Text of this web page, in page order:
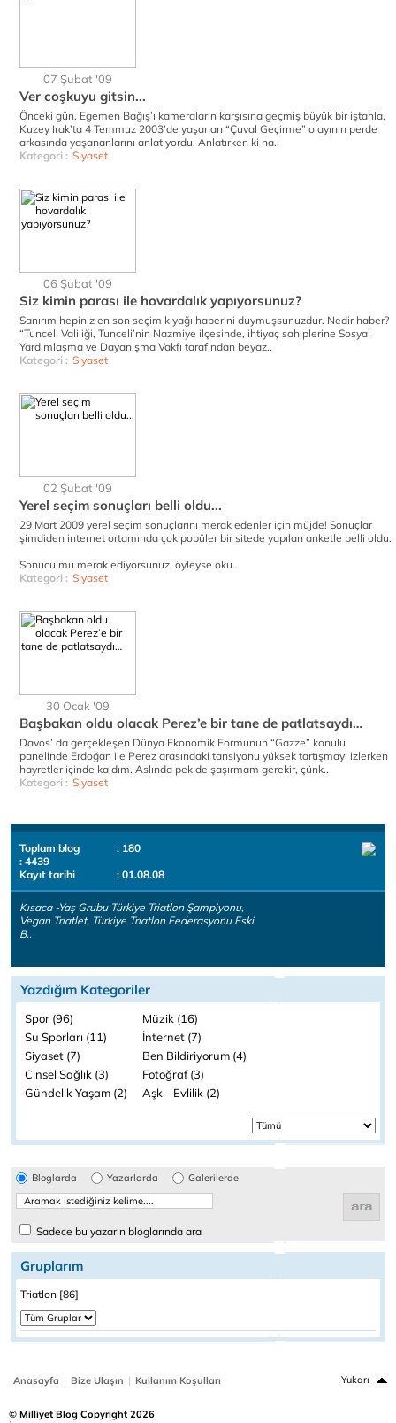
07 Şubat '09
Ver coşkuyu gitsin...
Önceki gün, Egemen Bağış’ı kameraların karşısına geçmiş büyük bir iştahla,
Kuzey Irak’ta 4 Temmuz 2003’de yaşanan “Çuval Geçirme” olayının perde
arkasında yaşananlarını anlatıyordu. Anlatırken ki ha..
Kategori : Siyaset
06 Şubat '09
Siz kimin parası ile hovardalık yapıyorsunuz?
Sanırım hepiniz en son seçim kıyağı haberini duymuşsunuzdur. Nedir haber?
“Tunceli Valiliği, Tunceli’nin Nazmiye ilçesinde, ihtiyaç sahiplerine Sosyal
Yardımlaşma ve Dayanışma Vakfı tarafından beyaz..
Kategori : Siyaset
02 Şubat '09
Yerel seçim sonuçları belli oldu...
29 Mart 2009 yerel seçim sonuçlarını merak edenler için müjde! Sonuçlar
şimdiden internet ortamında çok popüler bir sitede yapılan anketle belli oldu.
Sonucu mu merak ediyorsunuz, öyleyse oku..
Kategori : Siyaset
30 Ocak '09
Başbakan oldu olacak Perez’e bir tane de patlatsaydı…
Davos’ da gerçekleşen Dünya Ekonomik Formunun “Gazze” konulu
panelinde Erdoğan ile Perez arasındaki tansiyonu yüksek tartışmayı izlerken
hayretler içinde kaldım. Aslında pek de şaşırmam gerekir, çünk..
Kategori : Siyaset
Toplam blog
: 180
: 4439
Kayıt tarihi
: 01.08.08
Kısaca -Yaş Grubu Türkiye Triatlon Şampiyonu,
Vegan Triatlet, Türkiye Triatlon Federasyonu Eski
B..
Yazdığım Kategoriler
Spor (96)
Müzik (16)
Su Sporları (11)
İnternet (7)
Siyaset (7)
Ben Bildiriyorum (4)
Cinsel Sağlık (3)
Fotoğraf (3)
Gündelik Yaşam (2)
Aşk - Evlilik (2)
Bloglarda Yazarlarda Galerilerde
Sadece bu yazarın bloglarında ara
Gruplarım
Triatlon [86]
Anasayfa | Bize Ulaşın | Kullanım Koşulları Yukarı
© Milliyet Blog Copyright 2026